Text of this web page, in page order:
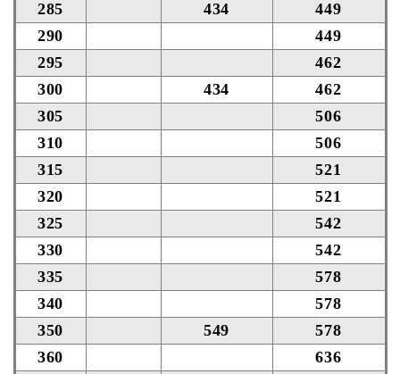
285 434
449
290
449
295
462
300
434
462
305
506
310
506
315
521
320
521
325
542
330
542
335
578
340
578
350
549
578
360
636